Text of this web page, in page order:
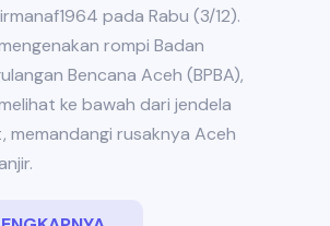
pada Rabu (3/12).
rompi Badan
Bencana Aceh (BPBA),
ke bawah dari jendela
memandangi rusaknya Aceh